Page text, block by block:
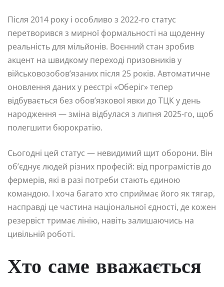
Після 2014 року і особливо з 2022-го статус
перетворився з мирної формальності на щоденну
реальність для мільйонів. Воєнний стан зробив
акцент на швидкому переході призовників у
військовозобов’язаних після 25 років. Автоматичне
оновлення даних у реєстрі «Оберіг» тепер
відбувається без обов’язкової явки до ТЦК у день
народження — зміна відбулася з липня 2025-го, щоб
полегшити бюрократію.
Сьогодні цей статус — невидимий щит оборони. Він
об’єднує людей різних професій: від програмістів до
фермерів, які в разі потреби стають єдиною
командою. І хоча багато хто сприймає його як тягар,
насправді це частина національної єдності, де кожен
резервіст тримає лінію, навіть залишаючись на
цивільній роботі.
Хто саме вважається